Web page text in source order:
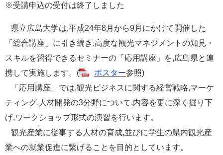
検
※受講申込の受付は終了しました
県立広島大学は,平成24年8月から9月にかけて開催した
「総合講座」に引き続き,高度な観光マネジメントの知見・
スキルを習得できるセミナーの「応用講座」を,広島県と連
携して実施します。(
ポスター参照)
「応用講座」では,観光ビジネスに関する経営戦略,マーケ
ティング,人材開発の3分野について,内容を更に深く掘り下
げ,ワークショップ形式の演習を行います。
観光産業に従事する人材の育成,並びに学生の県内観光産
業への就業促進に繋げることを目的としています。